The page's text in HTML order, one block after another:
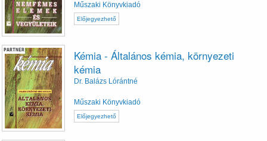
Műszaki Könyvkiadó
Előjegyezhető
PARTNER
Kémia - Általános kémia, környezeti
kémia
Dr. Balázs Lórántné
Műszaki Könyvkiadó
Előjegyezhető